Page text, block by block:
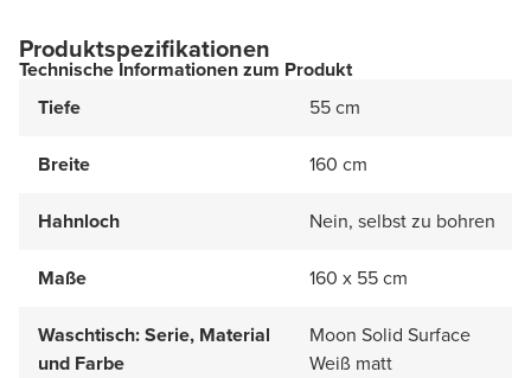
Produktspezifikationen
Technische Informationen zum Produkt
Tiefe
55 cm
Breite 160 cm
Hahnloch Nein, selbst zu bohren
Maße 160 x 55 cm
Waschtisch: Serie, Material
und Farbe
Moon Solid Surface
Weiß matt